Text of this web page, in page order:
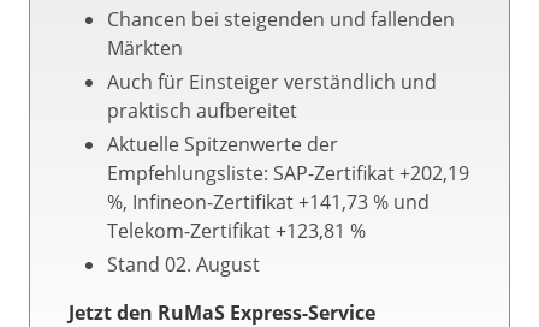
Chancen bei steigenden und fallenden
Märkten
Auch für Einsteiger verständlich und
praktisch aufbereitet
Aktuelle Spitzenwerte der
Empfehlungsliste: SAP-Zertifikat +202,19
%, Infineon-Zertifikat +141,73 % und
Telekom-Zertifikat +123,81 %
Stand 02. August
Jetzt den RuMaS Express-Service